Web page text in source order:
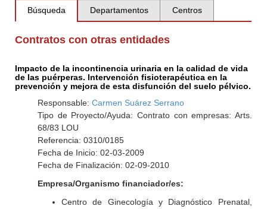
Búsqueda Departamentos Centros
Contratos con otras entidades
Impacto de la incontinencia urinaria en la calidad de vida
de las puérperas. Intervención fisioterapéutica en la
prevención y mejora de esta disfunción del suelo pélvico.
Responsable: Carmen Suárez Serrano
Tipo de Proyecto/Ayuda: Contrato con empresas: Arts.
68/83 LOU
Referencia: 0310/0185
Fecha de Inicio: 02-03-2009
Fecha de Finalización: 02-09-2010
Empresa/Organismo financiador/es:
Centro de Ginecología y Diagnóstico Prenatal,